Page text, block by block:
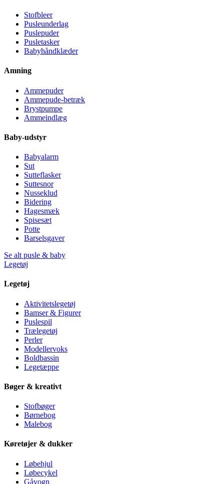
Stofbleer
Pusleunderlag
Puslepuder
Pusletasker
Babyhåndklæder
Amning
Ammepuder
Ammepude-betræk
Brystpumpe
Ammeindlæg
Baby-udstyr
Babyalarm
Sut
Sutteflasker
Suttesnor
Nusseklud
Bidering
Hagesmæk
Spisesæt
Potte
Barselsgaver
Se alt pusle & baby
Legetøj
Legetøj
Aktivitetslegetøj
Bamser & Figurer
Puslespil
Trælegetøj
Perler
Modellervoks
Boldbassin
Legetæppe
Bøger & kreativt
Stofbøger
Børnebog
Malebog
Køretøjer & dukker
Løbehjul
Løbecykel
Gåvogn